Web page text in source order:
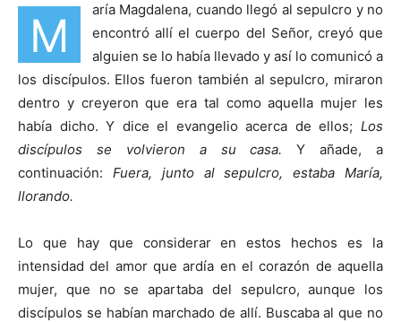
M
aría Magdalena, cuando llegó al sepulcro y no
encontró allí el cuerpo del Señor, creyó que
alguien se lo había llevado y así lo comunicó a
los discípulos. Ellos fueron también al sepulcro, miraron
dentro y creyeron que era tal como aquella mujer les
había dicho. Y dice el evangelio acerca de ellos; Los
discípulos se volvieron a su casa. Y añade, a
continuación: Fuera, junto al sepulcro, estaba María,
llorando.
Lo que hay que considerar en estos hechos es la
intensidad del amor que ardía en el corazón de aquella
mujer, que no se apartaba del sepulcro, aunque los
discípulos se habían marchado de allí. Buscaba al que no